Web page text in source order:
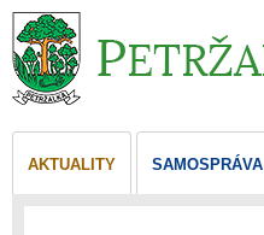
AKTUALITY SAMOSPRÁVA